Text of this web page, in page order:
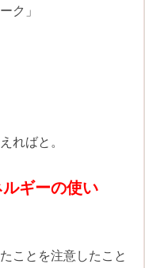
ク」
ればと。
ギーの使い
ことを注意したこと